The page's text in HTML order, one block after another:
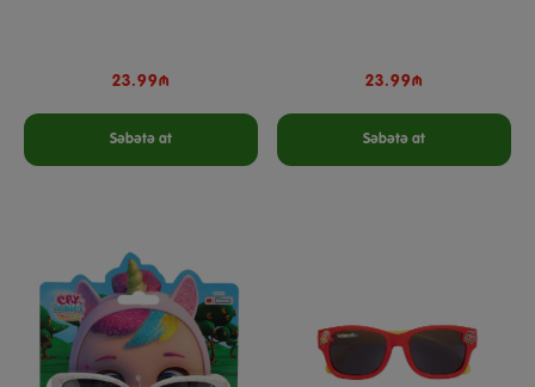
23.99₼
Səbətə at
23.99₼
Səbətə at